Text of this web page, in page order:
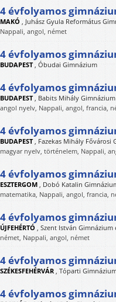
4 évfolyamos
MAKÓ , Juhász Gyula Református
Nappali, angol, német
4 évfolyamos
BUDAPEST, Óbudai Gimnázium
4 évfolyamos
BUDAPEST, Babits Mihály Gimnázium
angol nyelv, Nappali, angol, francia,
4 évfolyamos
BUDAPEST, Fazekas Mihály Fővárosi
magyar nyelv, történelem, Nappali,
4 évfolyamos
ESZTERGOM , Dobó Katalin
matematika, Nappali, angol, francia,
4 évfolyamos
ÚJFEHÉRTÓ , Szent István Gimnázium
német, Nappali, angol, német
4 évfolyamos
SZÉKESFEHÉRVÁR , Tóparti
4 évfolyamos